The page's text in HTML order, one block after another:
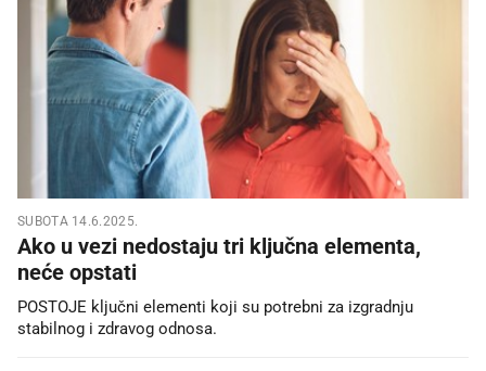
SUBOTA 14.6.2025.
Ako u vezi nedostaju tri ključna elementa,
neće opstati
POSTOJE ključni elementi koji su potrebni za izgradnju
stabilnog i zdravog odnosa.